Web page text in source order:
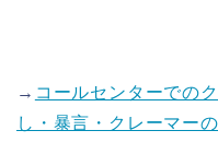
→ コールセンターでの
し・暴言・クレーマー